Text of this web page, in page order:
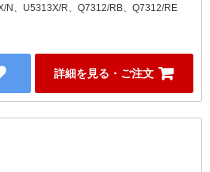
N、U5313X/R、Q7312/RB、Q7312/RE
詳細を見る・ご注文